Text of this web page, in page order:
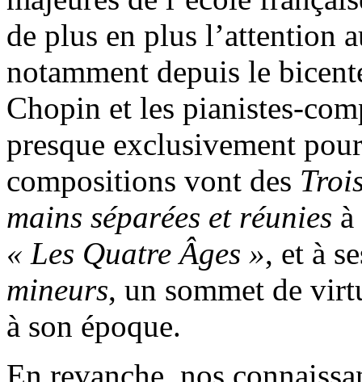
de plus en plus l’attention
notamment depuis le
Chopin et les pianistes-
presque exclusivement
compositions vont des
mains séparées et réunies
« Les Quatre Âges », et à
mineurs, un sommet de
à son époque.